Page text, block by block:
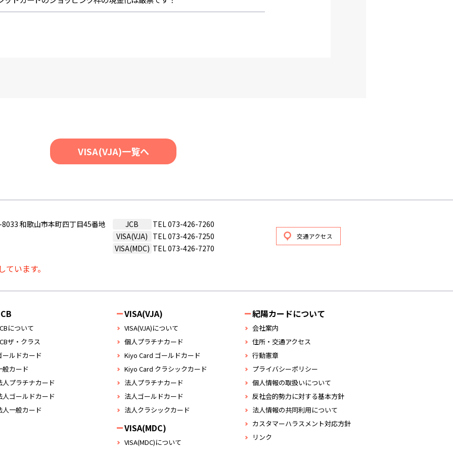
VISA(VJA)一覧へ
和歌山市本町四丁目45番地 JCB TEL073-426-7260
VISA(VJA) TEL073-426-7250
VISA(MDC) TEL073-426-7270
います。
交通アクセス
について
ザ・クラス
ールドカード
般カード
人プラチナカード
人ゴールドカード
人一般カード
VISA(VJA)
VISA(VJA)について
個人プラチナカード
Kiyo Card ゴールドカード
Kiyo Card クラシックカード
法人プラチナカード
法人ゴールドカード
法人クラシックカード
VISA(MDC)
VISA(MDC)について
紀陽カードについて
会社案内
住所・交通アクセス
行動憲章
プライバシーポリシー
個人情報の取扱いについて
反社会的勢力に対する基本方針
法人情報の共同利用について
カスタマーハラスメント対応方針
リンク